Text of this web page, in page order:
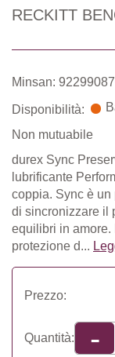
RECKITT
Minsan:
Disponibilità:
Non mutuabile
durex Sync
lubrificante
coppia. Sync è
di sincronizzare il
equilibri in amore.
protezione d...
Prezzo:
Quantità: -